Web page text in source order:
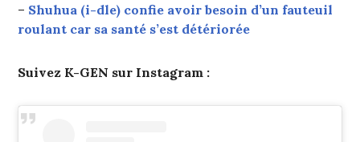
– Shuhua (i-dle) confie avoir besoin d’un fauteuil
roulant car sa santé s’est détériorée
Suivez K-GEN sur Instagram :